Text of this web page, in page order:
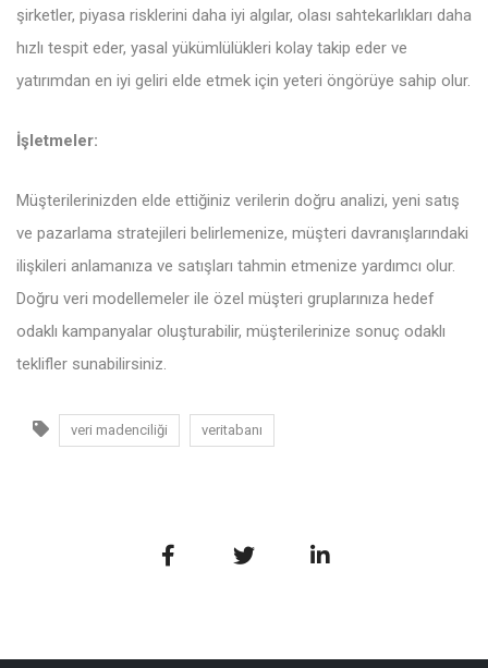
şirketler, piyasa risklerini daha iyi algılar, olası sahtekarlıkları daha
hızlı tespit eder, yasal yükümlülükleri kolay takip eder ve
yatırımdan en iyi geliri elde etmek için yeteri öngörüye sahip olur.
İşletmeler:
Müşterilerinizden elde ettiğiniz verilerin doğru analizi, yeni satış
ve pazarlama stratejileri belirlemenize, müşteri davranışlarındaki
ilişkileri anlamanıza ve satışları tahmin etmenize yardımcı olur.
Doğru veri modellemeler ile özel müşteri gruplarınıza hedef
odaklı kampanyalar oluşturabilir, müşterilerinize sonuç odaklı
teklifler sunabilirsiniz.
veri madenciliği veritabanı